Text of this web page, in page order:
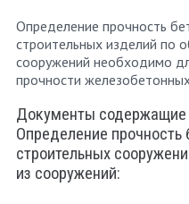
Определение прочность
строительных изделий по
сооружений необходимо
прочности
Документы содержащие
Определение
строительных
из сооружений: